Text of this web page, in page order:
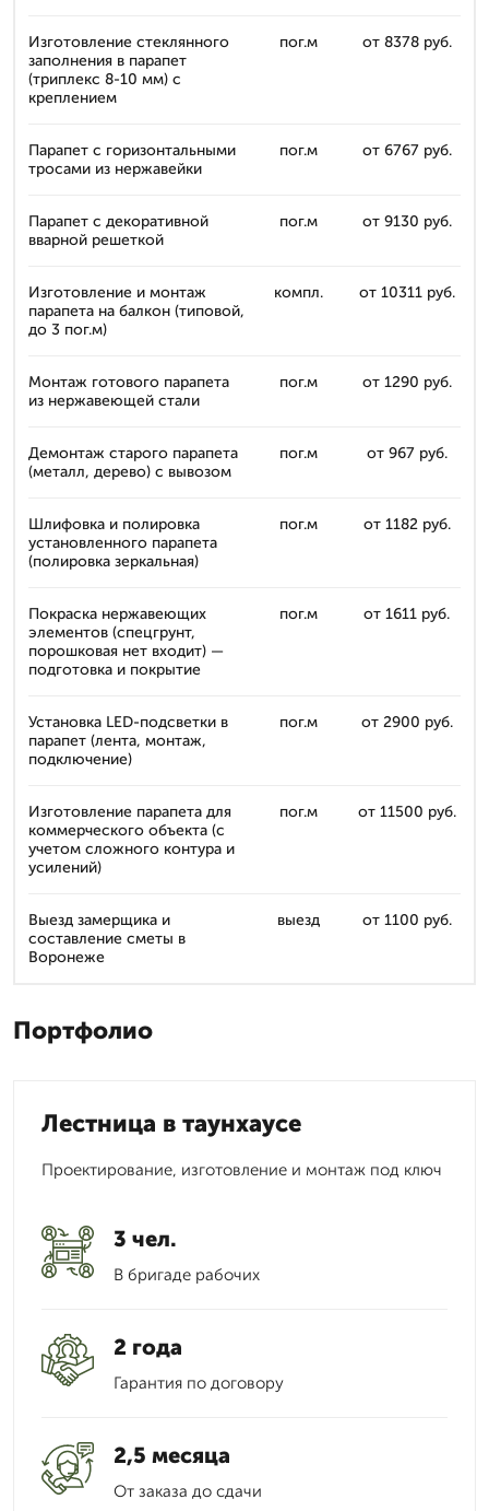
Изготовление стеклянного
заполнения в парапет
(триплекс 8-10 мм) с
креплением
пог.м от 8378 руб.
Парапет с горизонтальными
тросами из нержавейки
пог.м от 6767 руб.
Парапет с декоративной
вварной решеткой
пог.м от 9130 руб.
Изготовление и монтаж
парапета на балкон (типовой,
до 3 пог.м)
компл. от 10311 руб.
Монтаж готового парапета
из нержавеющей стали
пог.м от 1290 руб.
Демонтаж старого парапета
(металл, дерево) с вывозом
пог.м от 967 руб.
Шлифовка и полировка
установленного парапета
(полировка зеркальная)
пог.м от 1182 руб.
Покраска нержавеющих
элементов (спецгрунт,
порошковая нет входит) —
подготовка и покрытие
пог.м от 1611 руб.
Установка LED-подсветки в
парапет (лента, монтаж,
подключение)
пог.м от 2900 руб.
Изготовление парапета для
коммерческого объекта (с
учетом сложного контура и
усилений)
пог.м от 11500 руб.
Выезд замерщика и
составление сметы в
Воронеже
выезд от 1100 руб.
Портфолио
Лестница в таунхаусе
Проектирование, изготовление и монтаж под ключ
3 чел.
В бригаде рабочих
2 года
Гарантия по договору
2,5 месяца
От заказа до сдачи